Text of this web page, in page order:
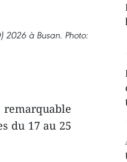
2026 à Busan. Photo:
du 17 au 25